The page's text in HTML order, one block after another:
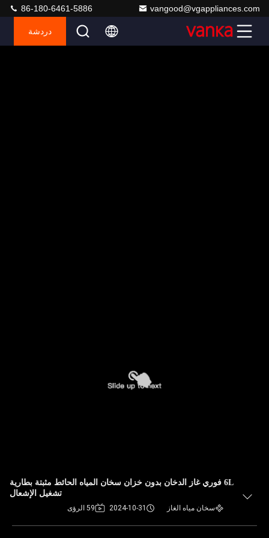
vangood@vgappliances.com
86-180-6461-5886
دردشة
6L فوري غاز الدخان بدون خزان سخان المياه الحائط مثبتة بطارية
تشغيل الإشعال
سخان مياه الغاز 2024-10-31 59 الرؤى